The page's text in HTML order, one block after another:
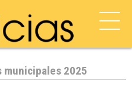
municipales 2025